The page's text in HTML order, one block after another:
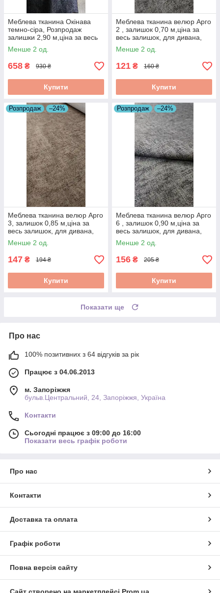
Меблева тканина Окінава
темно-сіра, Розпродаж
залишки 2,90 м,ціна за весь
залишок
Менше 2 од.
658 ₴ 930 ₴
Купити
Меблева тканина велюр Арго
2 , залишок 0,70 м,ціна за
весь залишок, для дивана,
тканина для оббивки меблів,
розпродаж
Менше 2 од.
121 ₴ 160 ₴
Купити
Розпродаж –24%
Меблева тканина велюр Арго
3, залишок 0,85 м,ціна за
весь залишок, для дивана,
тканина для оббивки меблів,
розпродаж
Менше 2 од.
147 ₴ 194 ₴
Купити
Розпродаж –24%
Меблева тканина велюр Арго
6 , залишок 0,90 м,ціна за
весь залишок, для дивана,
тканина для оббивки меблів,
розпродаж
Менше 2 од.
156 ₴ 205 ₴
Купити
Показати ще
Про нас
100% позитивних з 64 відгуків за рік
Працює з 04.06.2013
м. Запоріжжя
бульв.Центральний, 24, Запоріжжя, Україна
Контакти
Сьогодні працює з 09:00 до 16:00
Показати весь графік роботи
Про нас
Контакти
Доставка та оплата
Графік роботи
Повна версія сайту